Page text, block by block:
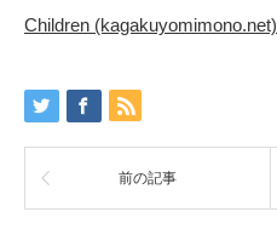
Children (kagakuyomimono.net)
前の記事